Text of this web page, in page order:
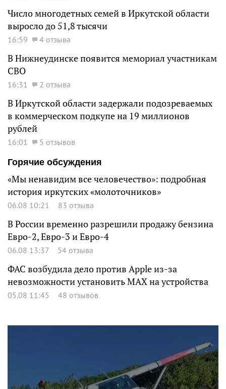
Число многодетных семей в Иркутской области
выросло до 51,8 тысячи
16:59 4 отзыва
В Нижнеудинске появится мемориал участникам
СВО
16:31 2 отзыва
В Иркутской области задержали подозреваемых
в коммерческом подкупе на 19 миллионов
рублей
16:01
5 отзывов
Горячие обсуждения
«Мы ненавидим все человечество»: подробная
история иркутских «молоточников»
06.08 10:21 83 отзыва
В России временно разрешили продажу бензина
Евро-2, Евро-3 и Евро-4
06.08 13:37 54 отзыва
ФАС возбудила дело против Apple из-за
невозможности установить MAX на устройства
05.08 11:45 48 отзывов